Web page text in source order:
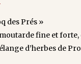
des Prés »
fine et
d’herbes de